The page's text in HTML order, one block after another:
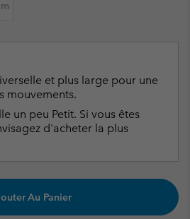
et plus large pour une
mouvements.
un peu Petit. Si vous êtes
d'acheter la plus
Au Panier